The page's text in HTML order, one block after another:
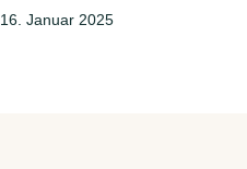
16. Januar 2025